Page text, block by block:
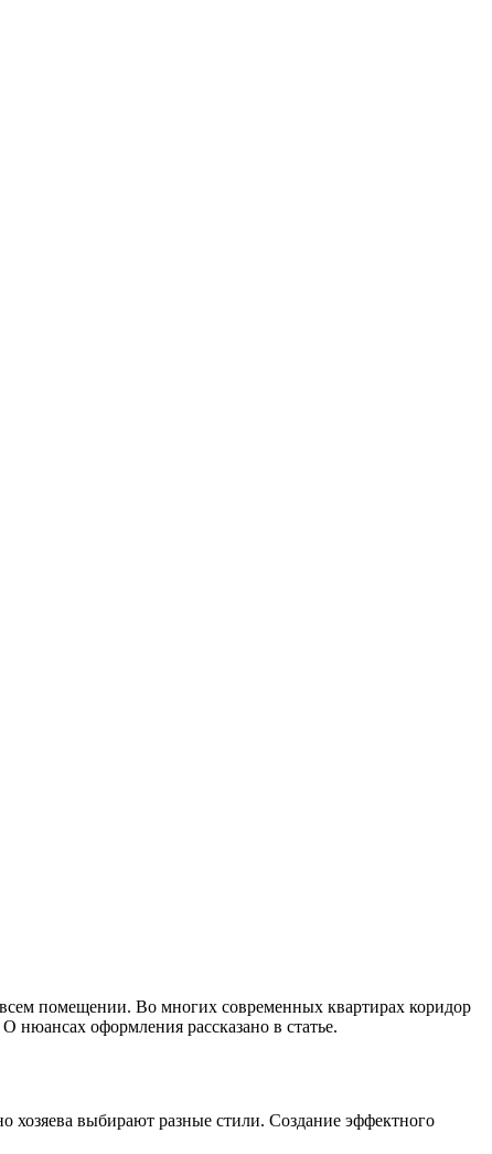
всем помещении. Во многих современных квартирах коридор
нюансах оформления рассказано в статье.
хозяева выбирают разные стили. Создание эффектного